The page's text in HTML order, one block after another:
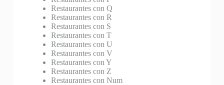
Restaurantes con Q
Restaurantes con R
Restaurantes con S
Restaurantes con T
Restaurantes con U
Restaurantes con V
Restaurantes con Y
Restaurantes con Z
Restaurantes con Num